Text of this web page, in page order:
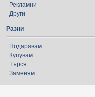
Рекламни
Други
Разни
Подарявам
Купувам
Търся
Заменям